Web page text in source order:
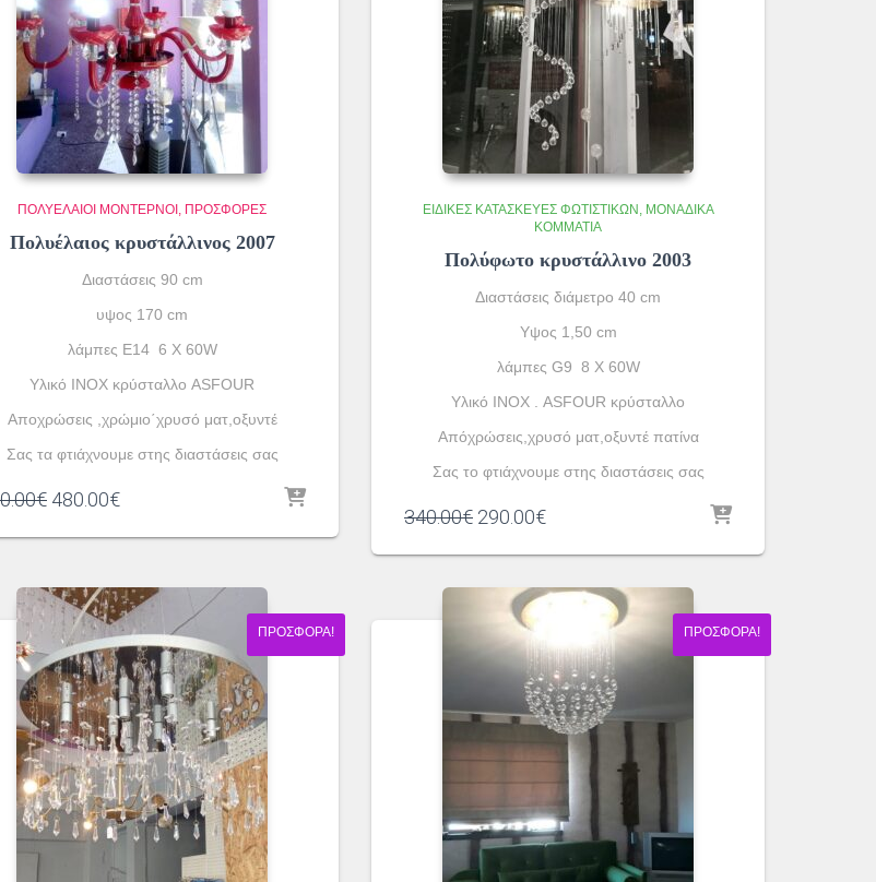
ΠΟΛΥΈΛΑΙΟΙ ΜΟΝΤΈΡΝΟΙ ΠΡΟΣΦΟΡΕΣ
Πολυέλαιος κρυστάλλινος 2007
Διαστάσεις 90 cm
υψος 170 cm
λάμπες Ε14 6 X 60W
Υλικό INOX κρύσταλλο ASFOUR
Αποχρώσεις ,χρώμιο΄χρυσό ματ,οξυντέ
Σας τα φτιάχνουμε στης διαστάσεις σας
€ Original
was:
480.00€Η
τιμή
480.00€.
ΕΙΔΙΚΈΣ ΚΑΤΑΣΚΕΥΈΣ ΦΩΤΙΣΤΙΚΏΝ
ΜΟΝΆΔΙΚΑ
ΚΟΜΜΆΤΙΑ
Πολύφωτο κρυστάλλινο 2003
Διαστάσεις διάμετρο 40 cm
Υψος 1,50 cm
λάμπες G9 8 X 60W
Yλικό ΙΝΟΧ . ASFOUR κρύσταλλο
Απόχρώσεις,χρυσό ματ,οξυντέ πατίνα
Σας το φτιάχνουμε στης διαστάσεις σας
340.00€ Original
was:
340.00€.
290.00€Η
τιμή
είναι:
290.00€.
ΠΡΟΣΦΟΡΆ! ΠΡΟΣΦΟΡΆ!